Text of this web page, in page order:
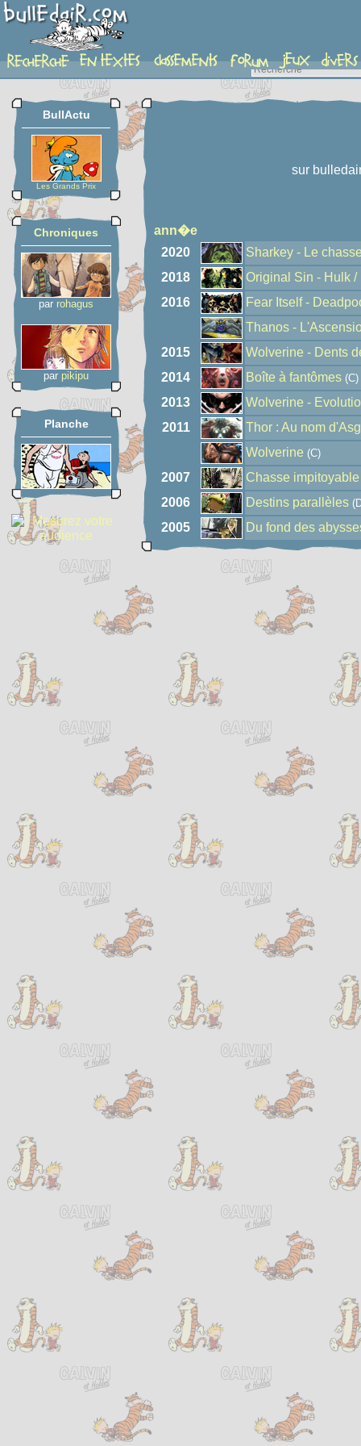
auteur
BullActu
Les Grands Prix
Chroniques
par rohagus
par pikipu
Planche
sur
ann�e
2020
Sharkey - Le
2018
Original Sin - Hulk /
2016
Fear Itself -
Thanos -
2015
Wolverine - Dents
2014
Boîte à fantômes (C)
2013
Wolverine -
2011
Thor : Au nom
Wolverine (C)
2007 Chasse impitoyable
2006 Destins parallèles
2005 Du fond des